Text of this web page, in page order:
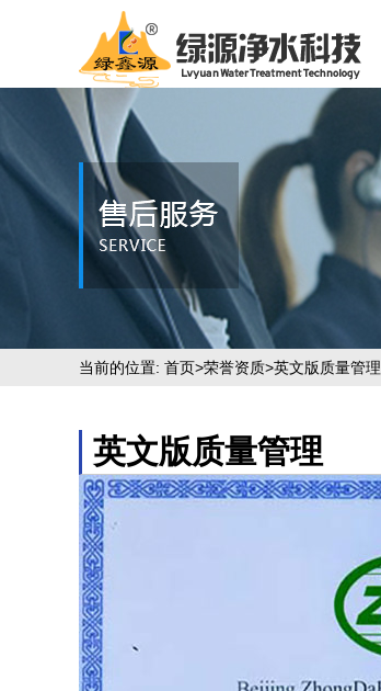
当前的位置: 首页>荣誉资质>英文版质量管理
英文版质量管理